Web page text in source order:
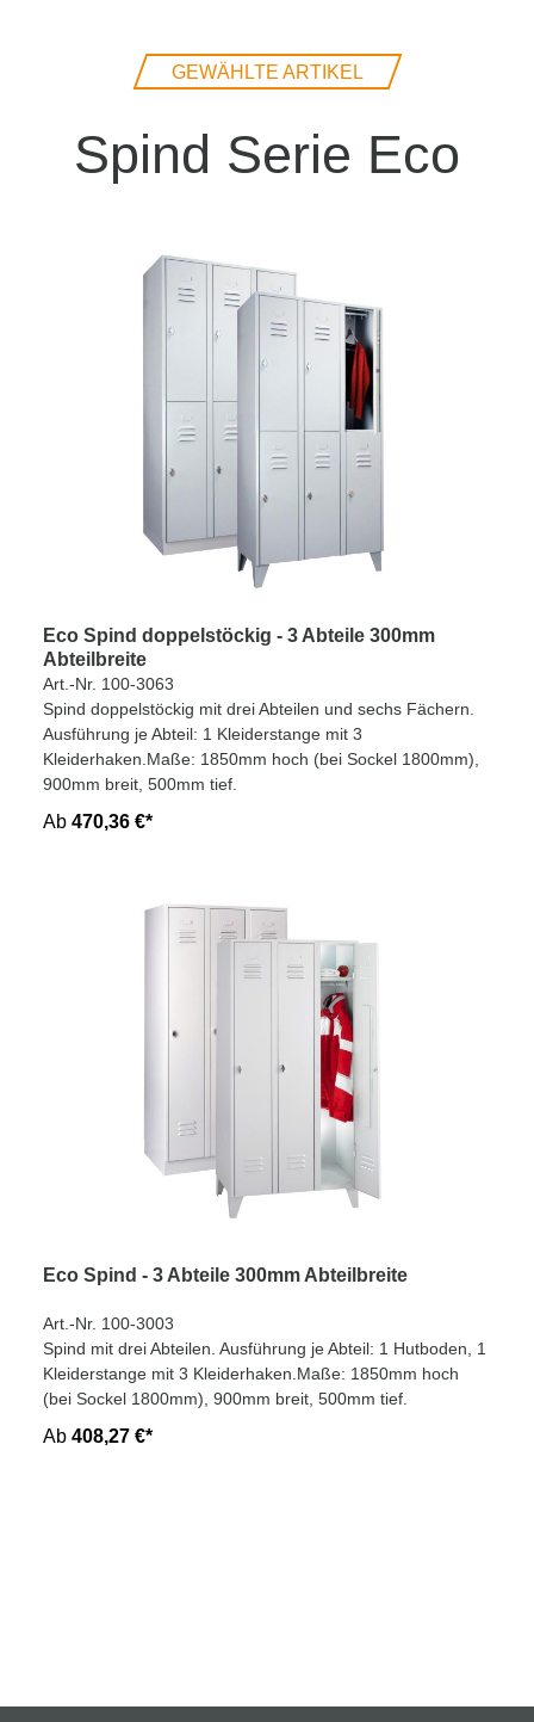
GEWÄHLTE ARTIKEL
Spind Serie Eco
Eco Spind doppelstöckig - 3 Abteile 300mm
Abteilbreite
Art.-Nr. 100-3063
Spind doppelstöckig mit drei Abteilen und sechs Fächern.
Ausführung je Abteil: 1 Kleiderstange mit 3
Kleiderhaken.Maße: 1850mm hoch (bei Sockel 1800mm),
900mm breit, 500mm tief.
Ab 470,36 €*
Eco Spind - 3 Abteile 300mm Abteilbreite
Art.-Nr. 100-3003
Spind mit drei Abteilen. Ausführung je Abteil: 1 Hutboden, 1
Kleiderstange mit 3 Kleiderhaken.Maße: 1850mm hoch
(bei Sockel 1800mm), 900mm breit, 500mm tief.
Ab 408,27 €*